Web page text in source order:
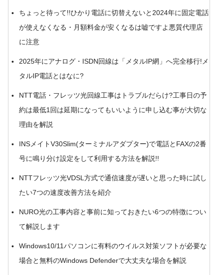
ちょっと待って!!ひかり電話に切替えないと2024年に固定電話
が使えなくなる・月額料金が安くなるは嘘ですよ悪質代理店
に注意
2025年にアナログ・ISDN回線は「メタルIP網」へ完全移行!メ
タルIP電話とはなに?
NTT電話・フレッツ光回線工事はトラブルだらけ?工事日の予
約は最低1回は延期になってもいいように申し込む事が大切な
理由を解説
INSメイトV30Slim(ターミナルアダプター)で電話とFAXの2番
号に鳴り分け設定をして利用する方法を解説!!
NTTフレッツ光VDSL方式で通信速度が遅いと思った時に試し
たい7つの速度改善方法を紹介
NURO光の工事内容と事前に知っておきたい6つの特徴につい
て解説します
Windows10/11パソコンに有料のウイルス対策ソフトが必要な
場合と無料のWindows Defenderで大丈夫な場合を解説